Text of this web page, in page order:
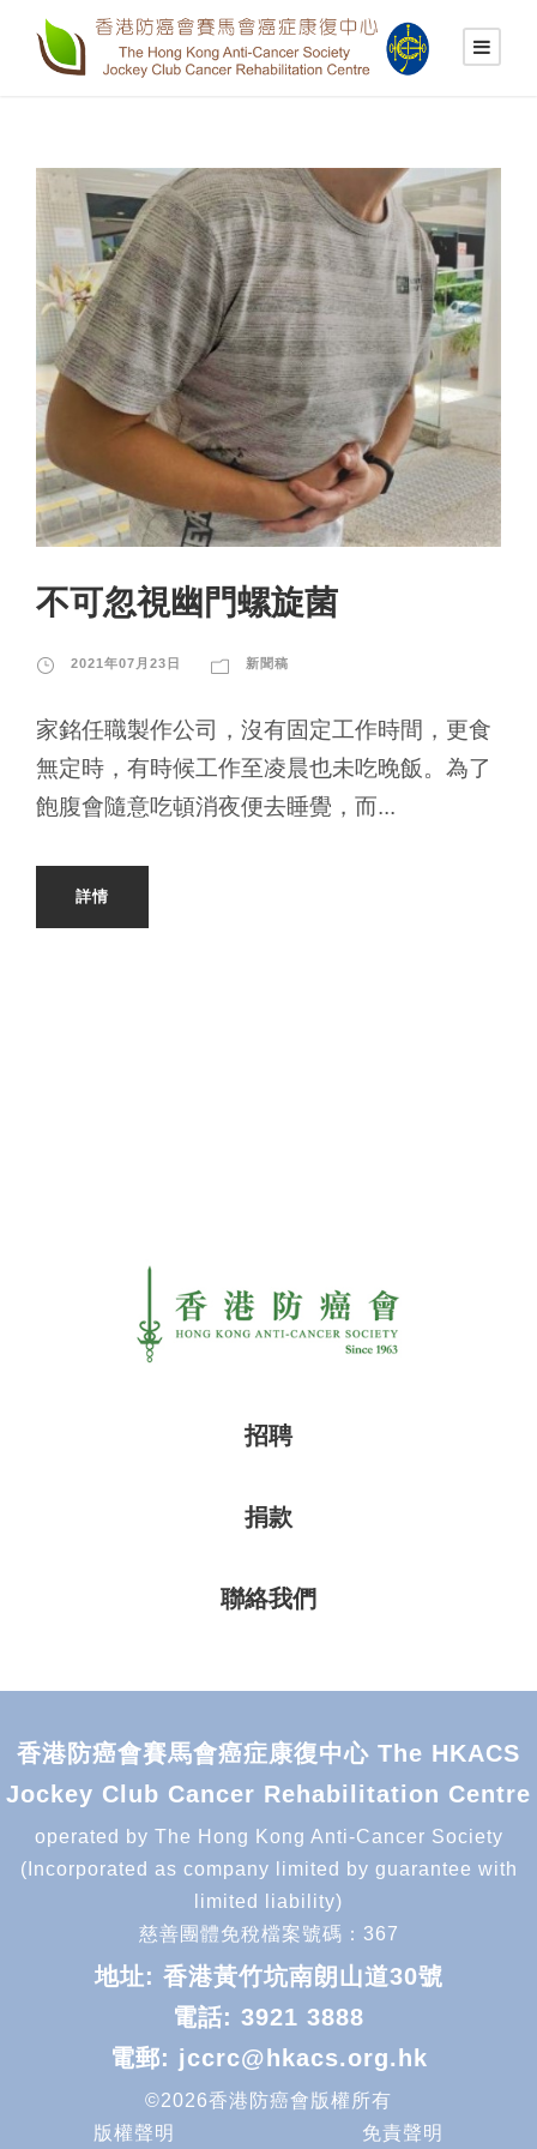
不可忽視幽門螺旋菌
2021年07月23日 新聞稿
家銘任職製作公司，沒有固定工作時間，更食
無定時，有時候工作至凌晨也未吃晚飯。為了
飽腹會隨意吃頓消夜便去睡覺，而...
詳情
招聘
捐款
聯絡我們
香港防癌會賽馬會癌症康復中心 The HKACS
Jockey Club Cancer Rehabilitation Centre
operated by The Hong Kong Anti-Cancer Society
(Incorporated as company limited by guarantee with
limited liability)
慈善團體免稅檔案號碼：367
地址: 香港黃竹坑南朗山道30號
電話: 3921 3888
電郵: jccrc@hkacs.org.hk
©2026香港防癌會版權所有
版權聲明
免責聲明